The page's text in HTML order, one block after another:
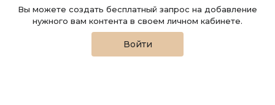
Вы можете создать бесплатный запрос на добавление
нужного вам контента в своем личном кабинете.
Войти